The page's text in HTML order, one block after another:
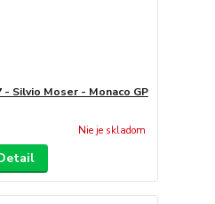
- Silvio Moser - Monaco GP
Nie je skladom